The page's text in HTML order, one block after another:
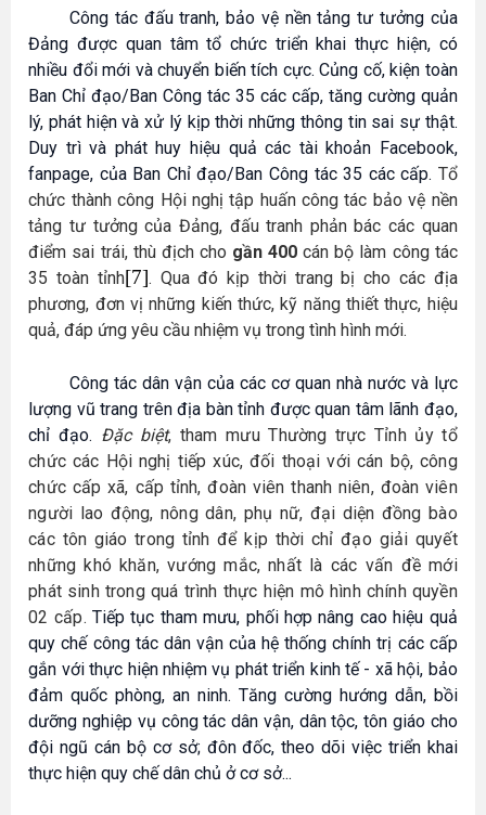
Công tác đấu tranh, bảo vệ nền tảng tư tưởng của
Đảng được quan tâm tổ chức triển khai thực hiện, có
nhiều đổi mới và chuyển biến tích cực. Củng cố, kiện toàn
Ban Chỉ đạo/Ban Công tác 35 các cấp, tăng cường quản
lý, phát hiện và xử lý kịp thời những thông tin sai sự thật.
Duy trì và phát huy hiệu quả các tài khoản Facebook,
fanpage, của Ban Chỉ đạo/Ban Công tác 35 các cấp. Tổ
chức thành công Hội nghị tập huấn công tác bảo vệ nền
tảng tư tưởng của Đảng, đấu tranh phản bác các quan
điểm sai trái, thù địch cho gần 400 cán bộ làm công tác
35 toàn tỉnh[7]. Qua đó kịp thời trang bị cho các địa
phương, đơn vị những kiến thức, kỹ năng thiết thực, hiệu
quả, đáp ứng yêu cầu nhiệm vụ trong tình hình mới.
Công tác dân vận của các cơ quan nhà nước và lực
lượng vũ trang trên địa bàn tỉnh được quan tâm lãnh đạo,
chỉ đạo. Đặc biệt, tham mưu Thường trực Tỉnh ủy tổ
chức các Hội nghị tiếp xúc, đối thoại với cán bộ, công
chức cấp xã, cấp tỉnh, đoàn viên thanh niên, đoàn viên
người lao động, nông dân, phụ nữ, đại diện đồng bào
các tôn giáo trong tỉnh để kịp thời chỉ đạo giải quyết
những khó khăn, vướng mắc, nhất là các vấn đề mới
phát sinh trong quá trình thực hiện mô hình chính quyền
02 cấp. Tiếp tục tham mưu, phối hợp nâng cao hiệu quả
quy chế công tác dân vận của hệ thống chính trị các cấp
gắn với thực hiện nhiệm vụ phát triển kinh tế - xã hội, bảo
đảm quốc phòng, an ninh. Tăng cường hướng dẫn, bồi
dưỡng nghiệp vụ công tác dân vận, dân tộc, tôn giáo cho
đội ngũ cán bộ cơ sở; đôn đốc, theo dõi việc triển khai
thực hiện quy chế dân chủ ở cơ sở...